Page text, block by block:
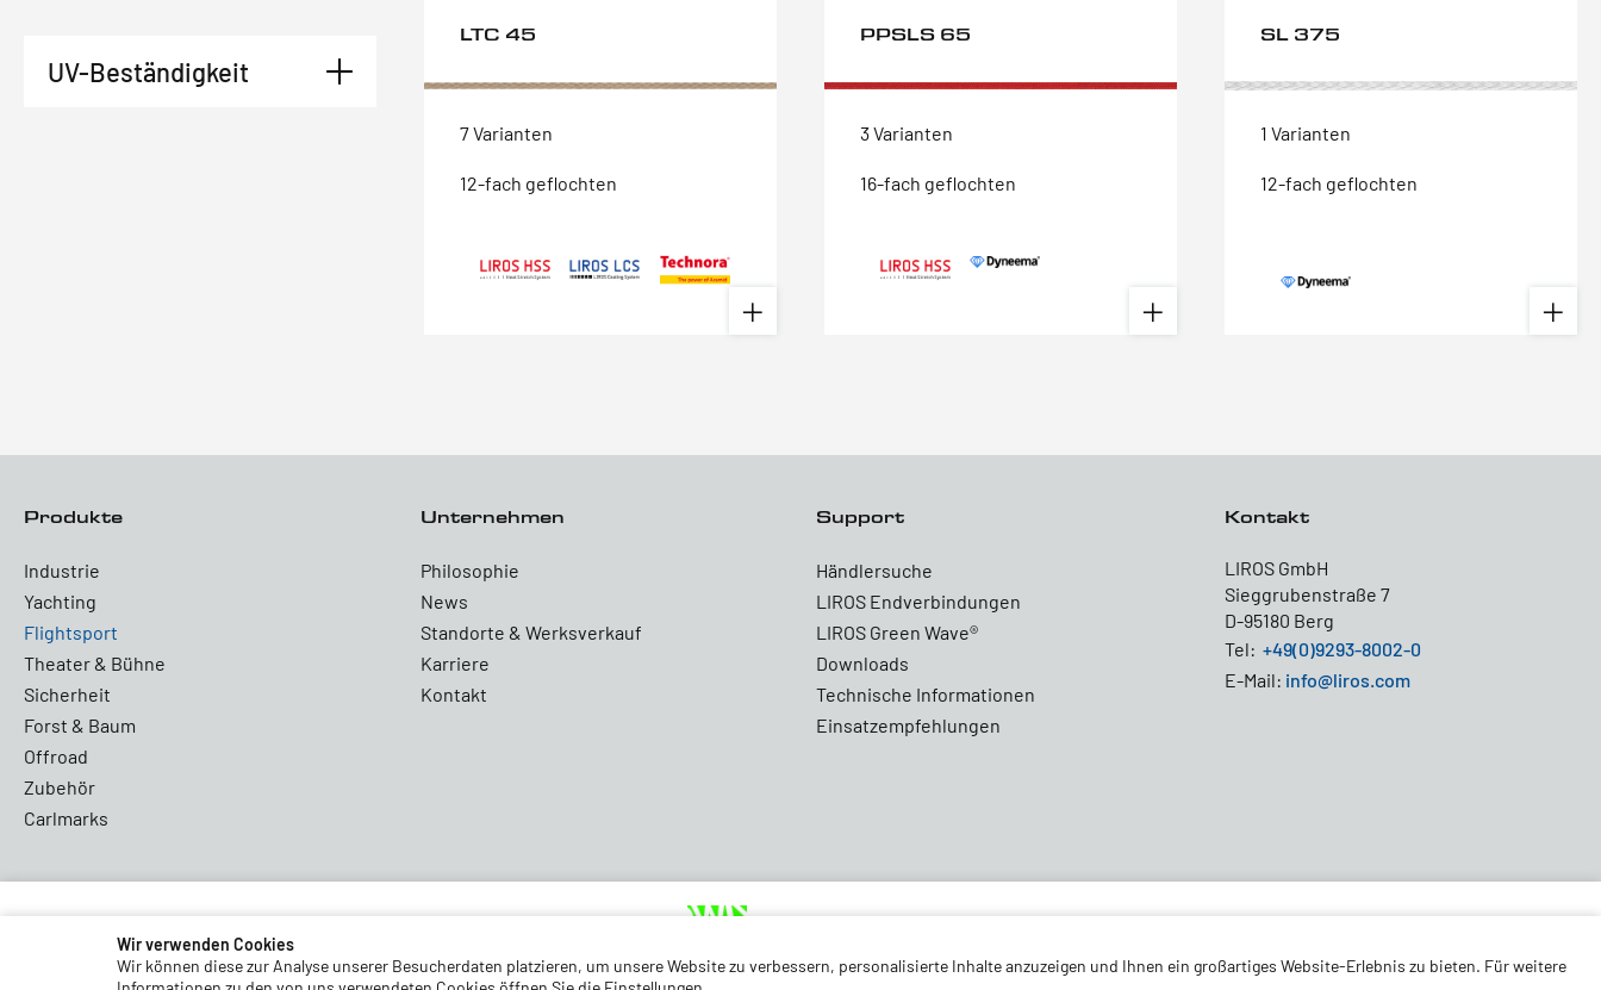
UV-Beständigkeit
LTC 45
7 Varianten
12-fach geflochten
PPSLS 65
3 Varianten
16-fach geflochten
SL 375
1 Varianten
12-fach geflochten
Produkte
Industrie
Yachting
Flightsport
Theater & Bühne
Sicherheit
Forst & Baum
Offroad
Zubehör
Carlmarks
Unternehmen
Philosophie
News
Standorte & Werksverkauf
Karriere
Kontakt
Support
Händlersuche
LIROS Endverbindungen
LIROS Green Wave®
Downloads
Technische Informationen
Einsatzempfehlungen
Kontakt
LIROS GmbH
Sieggrubenstraße 7
D-95180 Berg
Tel: +49(0)9293-8002-0
E-Mail: info@liros.com
Partners and Associations
Wir verwenden Cookies
Wir können diese zur Analyse unserer Besucherdaten platzieren, um unsere Website zu verbessern, personalisierte Inhalte anzuzeigen und Ihnen ein großartiges Website-Erlebnis zu bieten. Für weitere